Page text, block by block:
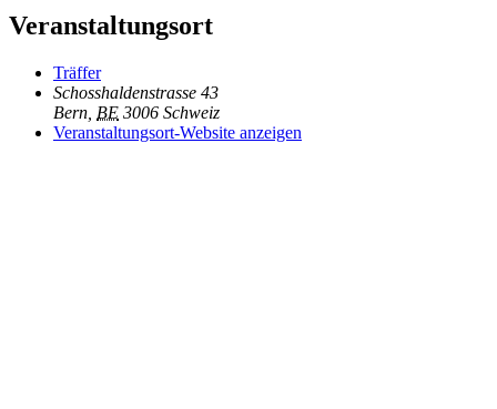
Veranstaltungsort
Träffer
Schosshaldenstrasse 43
Bern BE 3006 Schweiz
Veranstaltungsort-Website anzeigen